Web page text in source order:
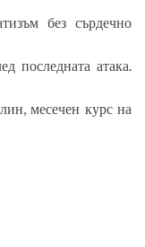
без сърдечно
последната атака.
месечен курс на